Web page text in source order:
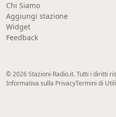
Chi Siamo
Aggiungi stazione
Widget
Feedback
© 2026 Stazioni-Radio.it. Tutti i diritti
Informativa sulla PrivacyTermini di